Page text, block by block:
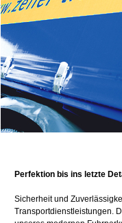
Perfektion bis ins letzte
Sicherheit und
Transportdienstleistungen.